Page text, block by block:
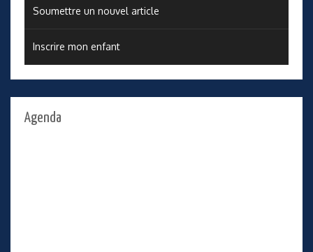
Soumettre un nouvel article
Inscrire mon enfant
Agenda